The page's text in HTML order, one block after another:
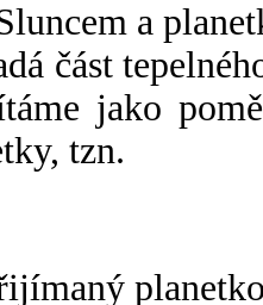
a
část
jako
tzn.